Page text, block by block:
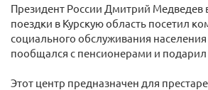
Президент России Дмитрий Медведев
поездки в Курскую область посетил
социального обслуживания
пообщался с пенсионерами и подарил
Этот центр предназначен для